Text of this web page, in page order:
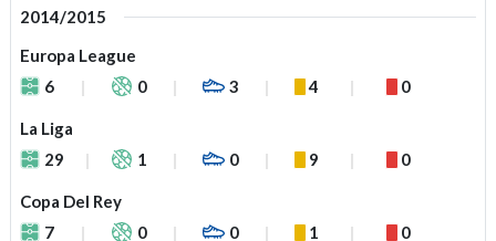
2014/2015
Europa League
6
0 3 4 0
La Liga
29
1 0 9 0
Copa Del Rey
7
0 0 1 0